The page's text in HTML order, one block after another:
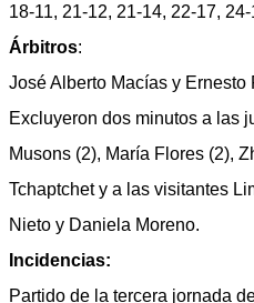
18-11, 21-12, 21-14, 22-17,
Árbitros:
José Alberto Macías y Ernesto
Excluyeron dos minutos a las
Musons (2), María Flores (2),
Tchaptchet y a las visitantes
Nieto y Daniela Moreno.
Incidencias:
Partido de la tercera jornada